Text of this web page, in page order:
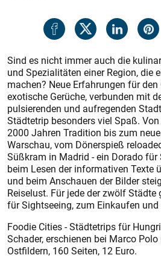
Sind es nicht immer auch die
und Spezialitäten einer Region, die
machen? Neue Erfahrungen für
exotische Gerüche, verbunden mit
pulsierenden und aufregenden
Städtetrip besonders viel Spaß.
2000 Jahren Tradition bis zum
Warschau, vom Dönerspieß
Süßkram in Madrid - ein Dorado für
beim Lesen der informativen Texte
und beim Anschauen der Bilder
Reiselust. Für jede der zwölf
für Sightseeing, zum Einkaufen
Foodie Cities - Städtetrips für
Schader, erschienen bei Marco
Ostfildern, 160 Seiten, 12 Euro.